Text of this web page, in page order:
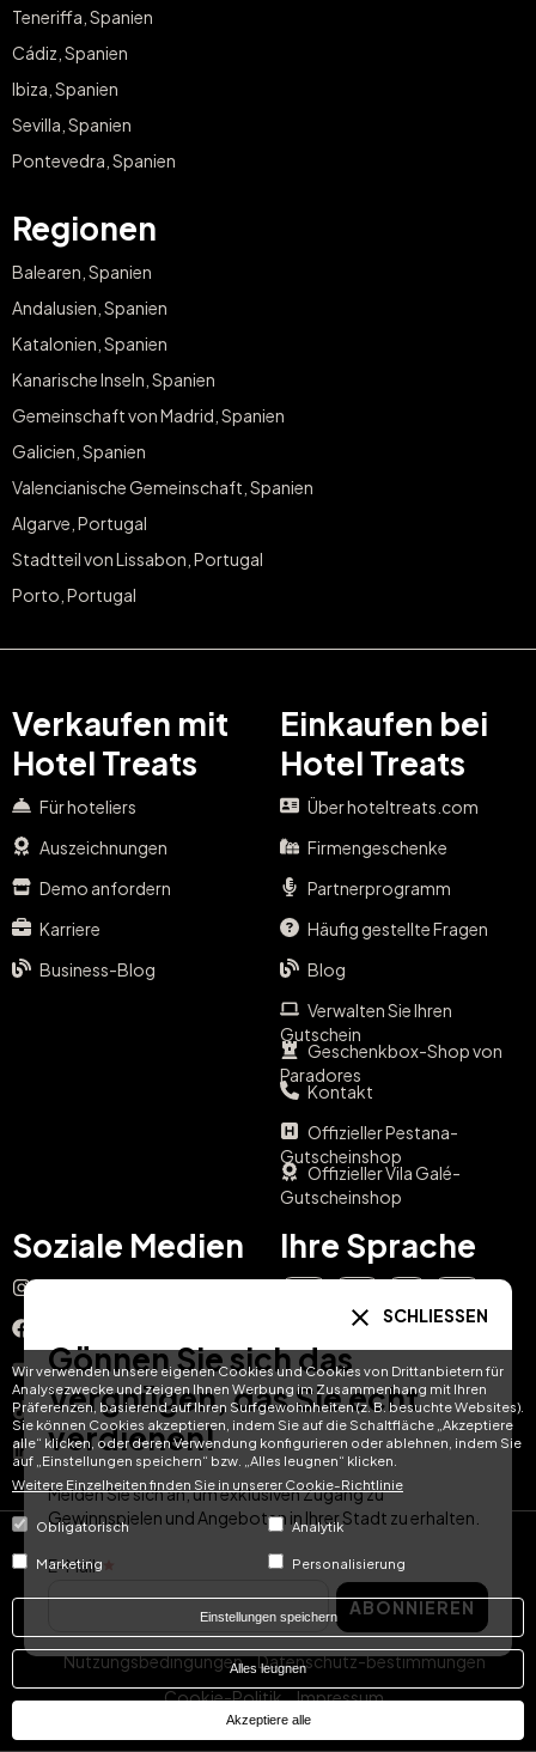
Wir verwenden unsere eigenen Cookies und Cookies von Drittanbietern für
Analysezwecke und zeigen Ihnen Werbung im Zusammenhang mit Ihren
Präferenzen, basierend auf Ihren Surfgewohnheiten (z. B. besuchte Websites).
Sie können Cookies akzeptieren, indem Sie auf die Schaltfläche „Akzeptiere
alle“ klicken, oder deren Verwendung konfigurieren oder ablehnen, indem Sie
auf „Einstellungen speichern“ bzw. „Alles leugnen“ klicken.
Weitere Einzelheiten finden Sie in unserer Cookie-Richtlinie
Obligatorisch Analytik
Marketing Personalisierung
Einstellungen speichern
Alles leugnen
Akzeptiere alle
Teneriffa, Spanien
Cádiz, Spanien
Ibiza, Spanien
Sevilla, Spanien
Pontevedra, Spanien
Regionen
Balearen, Spanien
Andalusien, Spanien
Katalonien, Spanien
Kanarische Inseln, Spanien
Gemeinschaft von Madrid, Spanien
Galicien, Spanien
Valencianische Gemeinschaft, Spanien
Algarve, Portugal
Stadtteil von Lissabon, Portugal
Porto, Portugal
Verkaufen mit
Hotel Treats
Für hoteliers
Auszeichnungen
Demo anfordern
Karriere
Business-Blog
Einkaufen bei
Hotel Treats
Über hoteltreats.com
Firmengeschenke
Partnerprogramm
Häufig gestellte Fragen
Blog
Verwalten Sie Ihren
Gutschein
Geschenkbox-Shop von
Paradores
Kontakt
Offizieller Pestana-
Gutscheinshop
Offizieller Vila Galé-
Gutscheinshop
Soziale Medien
YouTube
TikTok
LinkedIn
Ihre Sprache
DE FR
© Hotel Treats 2026
Tel: +34 871 51 00 40 (9:00 - 19:00 CEST)
Nutzungsbedingungen
Datenschutz-bestimmungen
Cookie-Politik
Impressum
SCHLIESSEN
Gönnen Sie sich das
Vergnügen, das Sie echt
verdienen!
Melden Sie sich an, um exklusiven Zugang zu
Gewinnspielen und Angeboten in Ihrer Stadt zu erhalten.
E-Mail
ABONNIEREN